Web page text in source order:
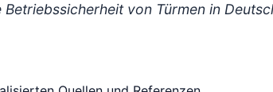
Betriebssicherheit von Türmen in